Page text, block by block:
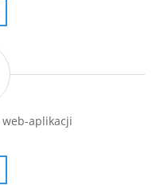
web-aplikacji